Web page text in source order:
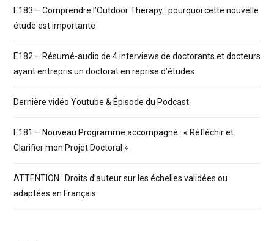
E183 – Comprendre l’Outdoor Therapy : pourquoi cette nouvelle
étude est importante
E182 – Résumé-audio de 4 interviews de doctorants et docteurs
ayant entrepris un doctorat en reprise d’études
Dernière vidéo Youtube & Épisode du Podcast
E181 – Nouveau Programme accompagné : « Réfléchir et
Clarifier mon Projet Doctoral »
ATTENTION : Droits d’auteur sur les échelles validées ou
adaptées en Français